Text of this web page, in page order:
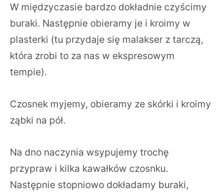
W międzyczasie bardzo dokładnie czyścimy
buraki. Następnie obieramy je i kroimy w
plasterki (tu przydaje się malakser z tarczą,
która zrobi to za nas w ekspresowym
tempie).
Czosnek myjemy, obieramy ze skórki i kroimy
ząbki na pół.
Na dno naczynia wsypujemy trochę
przypraw i kilka kawałków czosnku.
Następnie stopniowo dokładamy buraki,